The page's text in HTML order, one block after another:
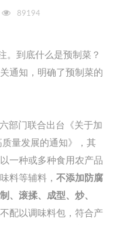
89194
。到底什么是预制菜？
通知，明确了预制菜的
部门联合出台《关于加
量发展的通知》，其
一种或多种食用农产品
料等辅料， 不添加防腐
、滚揉、成型、炒、
不配以调味料包，符合产